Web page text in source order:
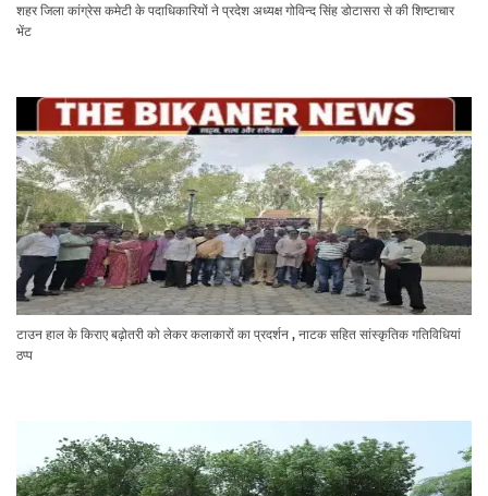
शहर जिला कांग्रेस कमेटी के पदाधिकारियों ने प्रदेश अध्यक्ष गोविन्द सिंह डोटासरा से की शिष्टाचार
भेंट
टाउन हाल के किराए बढ़ोतरी को लेकर कलाकारों का प्रदर्शन , नाटक सहित सांस्कृतिक गतिविधियां
ठप्प